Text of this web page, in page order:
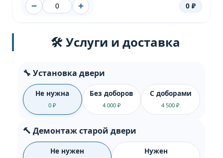
− + 0 ₽
🛠️ Услуги и доставка
🔧 Установка двери
Не нужна
0 ₽
Без доборов
4 000 ₽
С доборами
4 500 ₽
🔨 Демонтаж старой двери
Не нужен Нужен